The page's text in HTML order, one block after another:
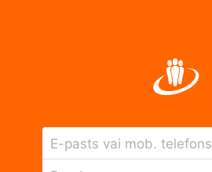
E-pasts vai mob. telefons